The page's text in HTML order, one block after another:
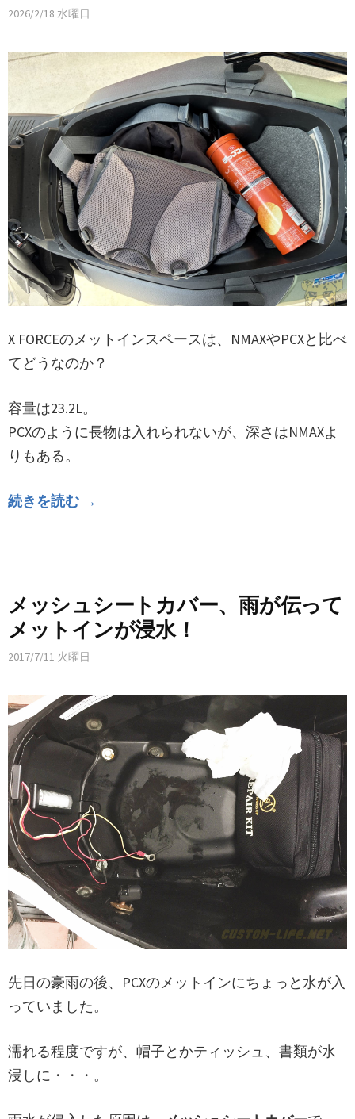
2026/2/18 水曜日
X FORCEのメットインスペースは、NMAXやPCXと比べ
てどうなのか？
容量は23.2L。
PCXのように長物は入れられないが、深さはNMAXよ
りもある。
続きを読む →
メッシュシートカバー、雨が伝って
メットインが浸水！
2017/7/11 火曜日
先日の豪雨の後、PCXのメットインにちょっと水が入
っていました。
濡れる程度ですが、帽子とかティッシュ、書類が水
浸しに・・・。